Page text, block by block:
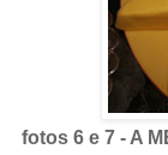
fotos 6 e 7 - A